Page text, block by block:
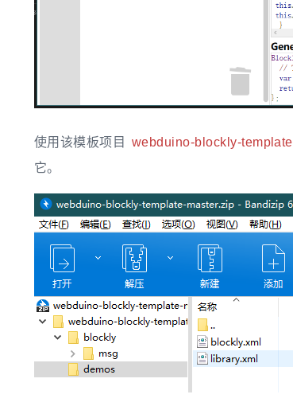
使用该模板项目 webduino-blockly-template
它。